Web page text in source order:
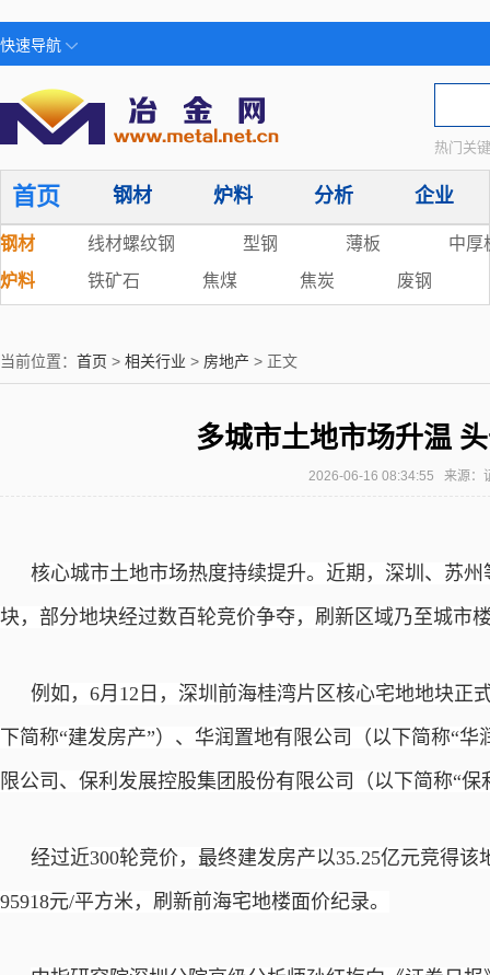
快速导航
热门关
首页 钢材 炉料 分析 企业
钢材 线材螺纹钢 型钢 薄板
中厚
炉料
铁矿石 焦煤 焦炭 废钢
当前位置： 首页 > 相关行业 > 房地产 > 正文
多城市土地市场升温
2026-06-16 08:34:55 来源
核心城市土地市场热度持续提升。近期，深圳、苏
块，部分地块经过数百轮竞价争夺，刷新区域乃至城市
例如， 6月12日，深圳前海桂湾片区核心宅地地块正
下简称“建发房产”）、华润置地有限公司（以下简称“
限公司、保利发展控股集团股份有限公司（以下简称“
经过近300轮竞价，最终建发房产以35.25亿元竞得
95918元/平方米，刷新前海宅地楼面价纪录。